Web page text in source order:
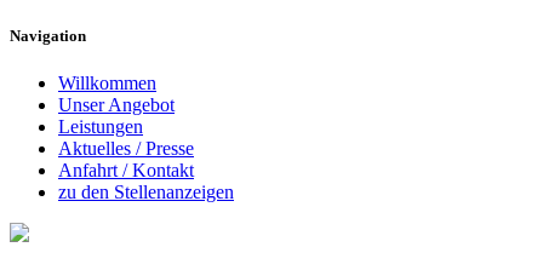
Navigation
Willkommen
Unser Angebot
Leistungen
Aktuelles / Presse
Anfahrt / Kontakt
zu den Stellenanzeigen